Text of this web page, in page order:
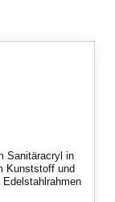
Sanitäracryl in
Kunststoff und